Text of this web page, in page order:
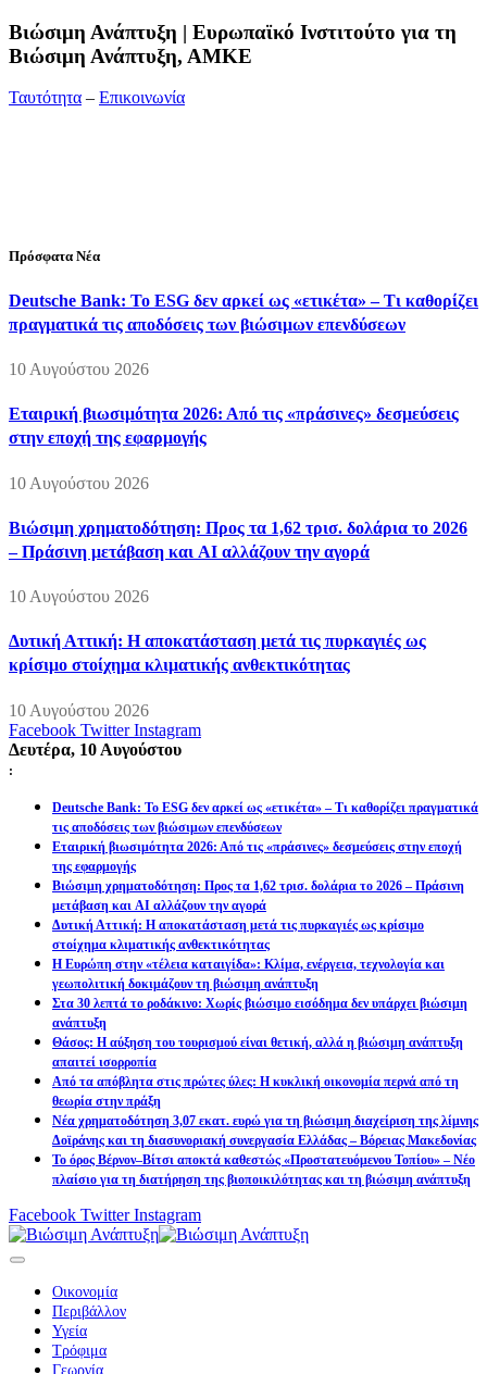
Bιώσιμη Ανάπτυξη | Ευρωπαϊκό Ινστιτούτο για τη
Βιώσιμη Ανάπτυξη, ΑΜΚΕ
Ταυτότητα – Επικοινωνία
Πρόσφατα Νέα
Deutsche Bank: Το ESG δεν αρκεί ως «ετικέτα» – Τι καθορίζει
πραγματικά τις αποδόσεις των βιώσιμων επενδύσεων
10 Αυγούστου 2026
Εταιρική βιωσιμότητα 2026: Από τις «πράσινες» δεσμεύσεις
στην εποχή της εφαρμογής
10 Αυγούστου 2026
Βιώσιμη χρηματοδότηση: Προς τα 1,62 τρισ. δολάρια το 2026
– Πράσινη μετάβαση και AI αλλάζουν την αγορά
10 Αυγούστου 2026
Δυτική Αττική: Η αποκατάσταση μετά τις πυρκαγιές ως
κρίσιμο στοίχημα κλιματικής ανθεκτικότητας
10 Αυγούστου 2026
Facebook Twitter Instagram
Δευτέρα, 10 Αυγούστου
:
Deutsche Bank: Το ESG δεν αρκεί ως «ετικέτα» – Τι καθορίζει πραγματικά
τις αποδόσεις των βιώσιμων επενδύσεων
Εταιρική βιωσιμότητα 2026: Από τις «πράσινες» δεσμεύσεις στην εποχή
της εφαρμογής
Βιώσιμη χρηματοδότηση: Προς τα 1,62 τρισ. δολάρια το 2026 – Πράσινη
μετάβαση και AI αλλάζουν την αγορά
Δυτική Αττική: Η αποκατάσταση μετά τις πυρκαγιές ως κρίσιμο
στοίχημα κλιματικής ανθεκτικότητας
Η Ευρώπη στην «τέλεια καταιγίδα»: Κλίμα, ενέργεια, τεχνολογία και
γεωπολιτική δοκιμάζουν τη βιώσιμη ανάπτυξη
Στα 30 λεπτά το ροδάκινο: Χωρίς βιώσιμο εισόδημα δεν υπάρχει βιώσιμη
ανάπτυξη
Θάσος: Η αύξηση του τουρισμού είναι θετική, αλλά η βιώσιμη ανάπτυξη
απαιτεί ισορροπία
Από τα απόβλητα στις πρώτες ύλες: Η κυκλική οικονομία περνά από τη
θεωρία στην πράξη
Νέα χρηματοδότηση 3,07 εκατ. ευρώ για τη βιώσιμη διαχείριση της λίμνης
Δοϊράνης και τη διασυνοριακή συνεργασία Ελλάδας – Βόρειας Μακεδονίας
Το όρος Βέρνον–Βίτσι αποκτά καθεστώς «Προστατευόμενου Τοπίου» – Νέο
πλαίσιο για τη διατήρηση της βιοποικιλότητας και τη βιώσιμη ανάπτυξη
Facebook Twitter Instagram
Οικονομία
Περιβάλλον
Υγεία
Τρόφιμα
Γεωργία